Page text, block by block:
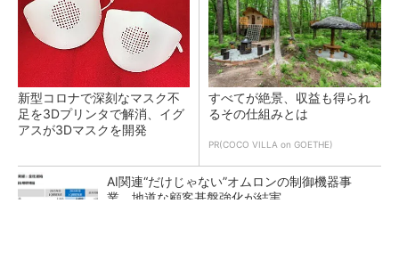
新型コロナで深刻なマスク不
足を3Dプリンタで解消、イグ
アスが3Dマスクを開発
すべてが絶景、収益も得られ
るその仕組みとは
PR(COCO VILLA on GOETHE)
AI関連“だけじゃない”オムロンの制御機器事
業、地道な顧客基盤強化が結実